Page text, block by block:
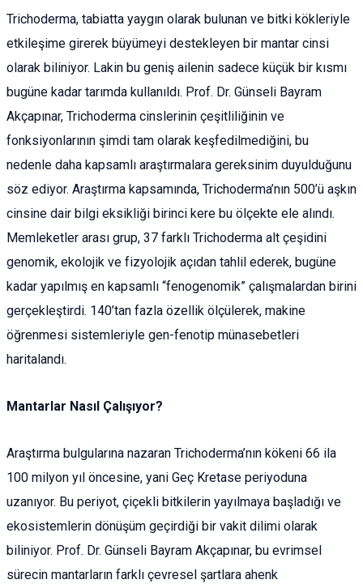
Trichoderma, tabiatta yaygın olarak bulunan ve bitki kökleriyle
etkileşime girerek büyümeyi destekleyen bir mantar cinsi
olarak biliniyor. Lakin bu geniş ailenin sadece küçük bir kısmı
bugüne kadar tarımda kullanıldı. Prof. Dr. Günseli Bayram
Akçapınar, Trichoderma cinslerinin çeşitliliğinin ve
fonksiyonlarının şimdi tam olarak keşfedilmediğini, bu
nedenle daha kapsamlı araştırmalara gereksinim duyulduğunu
söz ediyor. Araştırma kapsamında, Trichoderma’nın 500’ü aşkın
cinsine dair bilgi eksikliği birinci kere bu ölçekte ele alındı.
Memleketler arası grup, 37 farklı Trichoderma alt çeşidini
genomik, ekolojik ve fizyolojik açıdan tahlil ederek, bugüne
kadar yapılmış en kapsamlı “fenogenomik” çalışmalardan birini
gerçekleştirdi. 140’tan fazla özellik ölçülerek, makine
öğrenmesi sistemleriyle gen-fenotip münasebetleri
haritalandı.
Mantarlar Nasıl Çalışıyor?
Araştırma bulgularına nazaran Trichoderma’nın kökeni 66 ila
100 milyon yıl öncesine, yani Geç Kretase periyoduna
uzanıyor. Bu periyot, çiçekli bitkilerin yayılmaya başladığı ve
ekosistemlerin dönüşüm geçirdiği bir vakit dilimi olarak
biliniyor. Prof. Dr. Günseli Bayram Akçapınar, bu evrimsel
sürecin mantarların farklı çevresel şartlara ahenk